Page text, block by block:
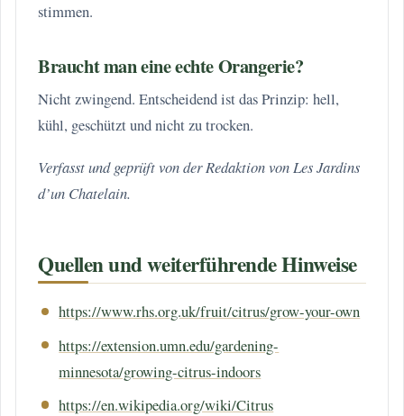
stimmen.
Braucht man eine echte Orangerie?
Nicht zwingend. Entscheidend ist das Prinzip: hell,
kühl, geschützt und nicht zu trocken.
Verfasst und geprüft von der Redaktion von Les Jardins
d’un Chatelain.
Quellen und weiterführende Hinweise
https://www.rhs.org.uk/fruit/citrus/grow-your-own
https://extension.umn.edu/gardening-
minnesota/growing-citrus-indoors
https://en.wikipedia.org/wiki/Citrus